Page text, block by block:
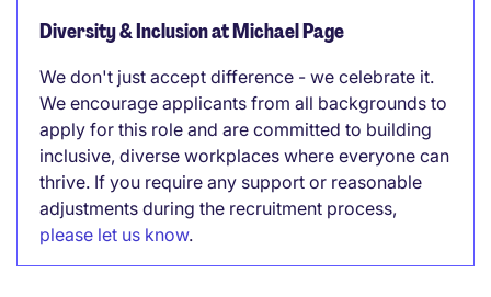
Diversity & Inclusion at Michael Page
We don't just accept difference - we celebrate it.
We encourage applicants from all backgrounds to
apply for this role and are committed to building
inclusive, diverse workplaces where everyone can
thrive. If you require any support or reasonable
adjustments during the recruitment process,
please let us know.